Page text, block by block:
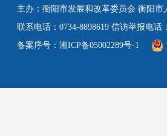
主办：衡阳市发展和改革委员会 衡阳
联系电话：0734-8898619 信访举报电
备案序号：湘ICP备05002289号-1